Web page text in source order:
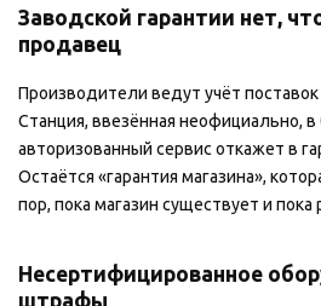
Заводской гарантии нет,
продавец
Производители ведут учёт
Станция, ввезённая неофициально,
авторизованный сервис откажет в
Остаётся «гарантия магазина»,
пор, пока магазин существует и
Несертифицированное
штрафы